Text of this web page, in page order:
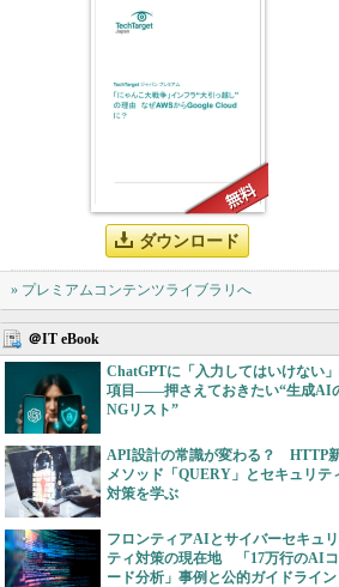
ダウンロード
» プレミアムコンテンツライブラリへ
＠IT eBook
ChatGPTに「入力してはいけない
項目――押さえておきたい“生成AI
NGリスト”
API設計の常識が変わる？ HTTP
メソッド「QUERY」とセキュリテ
対策を学ぶ
フロンティアAIとサイバーセキュリ
ティ対策の現在地 「17万行のAIコ
ード分析」事例と公的ガイドライン